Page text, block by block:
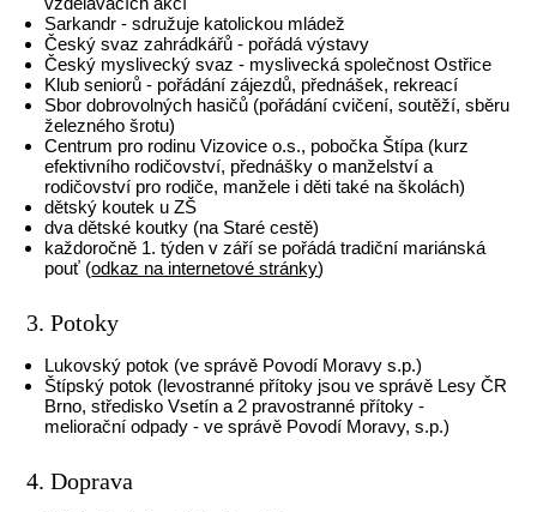
Sarkandr - sdružuje katolickou mládež
Český svaz zahrádkářů - pořádá výstavy
Český myslivecký svaz - myslivecká společnost Ostřice
Klub seniorů - pořádání zájezdů, přednášek, rekreací
Sbor dobrovolných hasičů (pořádání cvičení, soutěží, sběru
železného šrotu)
Centrum pro rodinu Vizovice o.s., pobočka Štípa (kurz
efektivního rodičovství, přednášky o manželství a
rodičovství pro rodiče, manžele i děti také na školách)
dětský koutek u ZŠ
dva dětské koutky (na Staré cestě)
každoročně 1. týden v září se pořádá tradiční mariánská
pouť (odkaz na internetové stránky)
3. Potoky
Lukovský potok (ve správě Povodí Moravy s.p.)
Štípský potok (levostranné přítoky jsou ve správě Lesy ČR
Brno, středisko Vsetín a 2 pravostranné přítoky -
meliorační odpady - ve správě Povodí Moravy, s.p.)
4. Doprava